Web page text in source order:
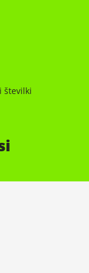
številki